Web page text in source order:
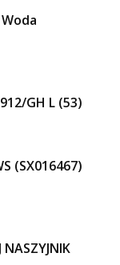
GH L (53)
(SX016467)